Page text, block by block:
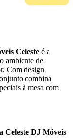
Celeste é a
ambiente de
Com design
combina
à mesa com
Celeste DJ Móveis